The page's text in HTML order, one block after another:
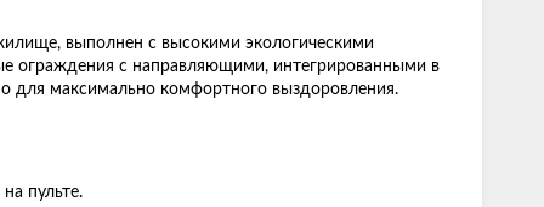
выполнен с высокими экологическими
ограждения с направляющими, интегрированными в
для максимально комфортного выздоровления.
пульте.